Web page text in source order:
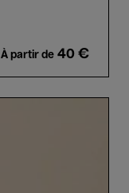
À partir de 40 €